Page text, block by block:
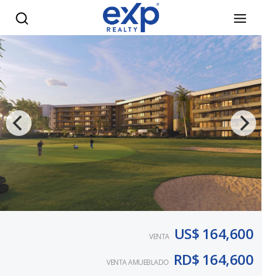
VENTA US$ 164,600
VENTA AMUEBLADO RD$ 164,600
Aptos Amueblados con CONFOTUR - eXp Realty República